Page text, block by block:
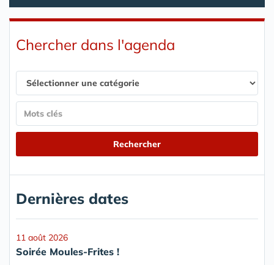
Chercher dans l'agenda
Dernières dates
11 août 2026
Soirée Moules-Frites !